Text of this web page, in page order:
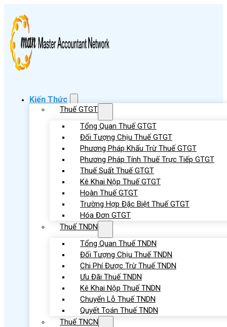
Kiến Thức
Thuế GTGT
Tổng Quan Thuế GTGT
Đối Tượng Chịu Thuế GTGT
Phương Pháp Khấu Trừ Thuế GTGT
Phương Pháp Tính Thuế Trực Tiếp GTGT
Thuế Suất Thuế GTGT
Kê Khai Nộp Thuế GTGT
Hoàn Thuế GTGT
Trường Hợp Đặc Biệt Thuế GTGT
Hóa Đơn GTGT
Thuế TNDN
Tổng Quan Thuế TNDN
Đối Tượng Chịu Thuế TNDN
Chi Phí Được Trừ Thuế TNDN
Ưu Đãi Thuế TNDN
Kê Khai Nộp Thuế TNDN
Chuyển Lỗ Thuế TNDN
Quyết Toán Thuế TNDN
Thuế TNCN